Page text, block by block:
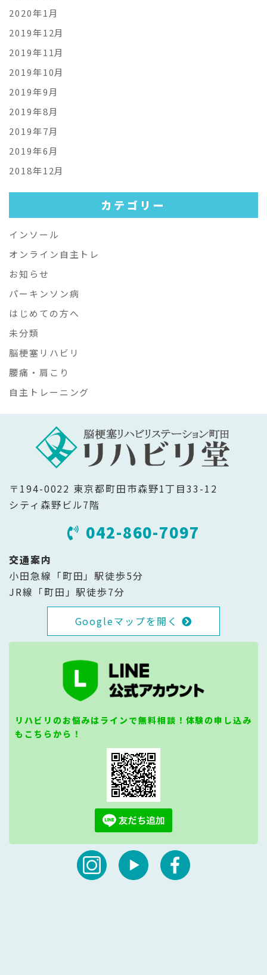
2020年1月
2019年12月
2019年11月
2019年10月
2019年9月
2019年8月
2019年7月
2019年6月
2018年12月
カテゴリー
インソール
オンライン自主トレ
お知らせ
パーキンソン病
はじめての方へ
未分類
脳梗塞リハビリ
腰痛・肩こり
自主トレーニング
〒194-0022 東京都町田市森野1丁目33-12
シティ森野ビル7階
042-860-7097
交通案内
小田急線「町田」駅徒歩5分
JR線「町田」駅徒歩7分
Googleマップを開く
リハビリのお悩みはラインで無料相談！体験の申し込み
もこちらから！